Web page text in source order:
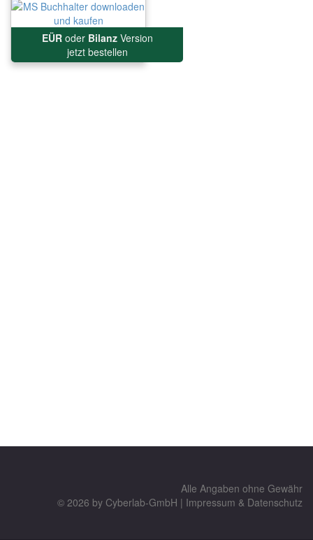
EÜRoder BilanzVersion
jetzt bestellen
Alle Angaben ohne Gewähr
© 2026 by Cyberlab-GmbH | Impressum & Datenschutz